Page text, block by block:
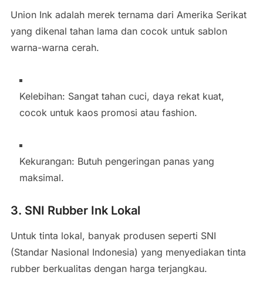
Union Ink adalah merek ternama dari Amerika Serikat
yang dikenal tahan lama dan cocok untuk sablon
warna-warna cerah.
Kelebihan: Sangat tahan cuci, daya rekat kuat,
cocok untuk kaos promosi atau fashion.
Kekurangan: Butuh pengeringan panas yang
maksimal.
3. SNI Rubber Ink Lokal
Untuk tinta lokal, banyak produsen seperti SNI
(Standar Nasional Indonesia) yang menyediakan tinta
rubber berkualitas dengan harga terjangkau.